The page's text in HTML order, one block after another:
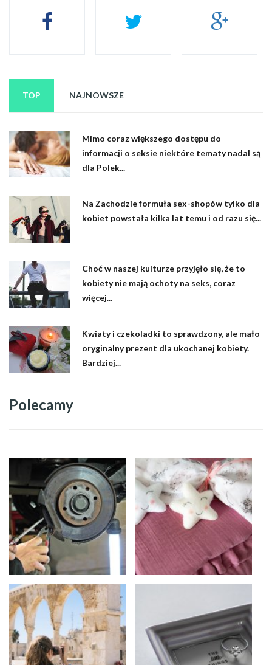
TOP
Mimo coraz większego dostępu do
informacji o seksie niektóre tematy nadal są
dla Polek...
Na Zachodzie formuła sex-shopów tylko dla
kobiet powstała kilka lat temu i od razu się...
Choć w naszej kulturze przyjęło się, że to
kobiety nie mają ochoty na seks, coraz
więcej...
Kwiaty i czekoladki to sprawdzony, ale mało
oryginalny prezent dla ukochanej kobiety.
Bardziej...
NAJNOWSZE
Polecamy